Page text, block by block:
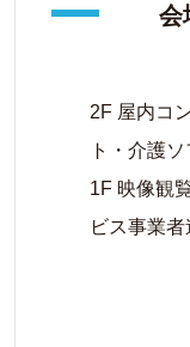
会
2F 屋内コン
ト・介護
1F 映像観覧
ビス事業